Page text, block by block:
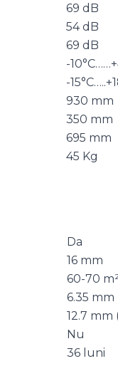
69 dB
54 dB
69 dB
-
-
930 mm
350 mm
695 mm
45 Kg
Da
16 mm
60-70
6.35 mm
12.7 mm
Nu
36 luni